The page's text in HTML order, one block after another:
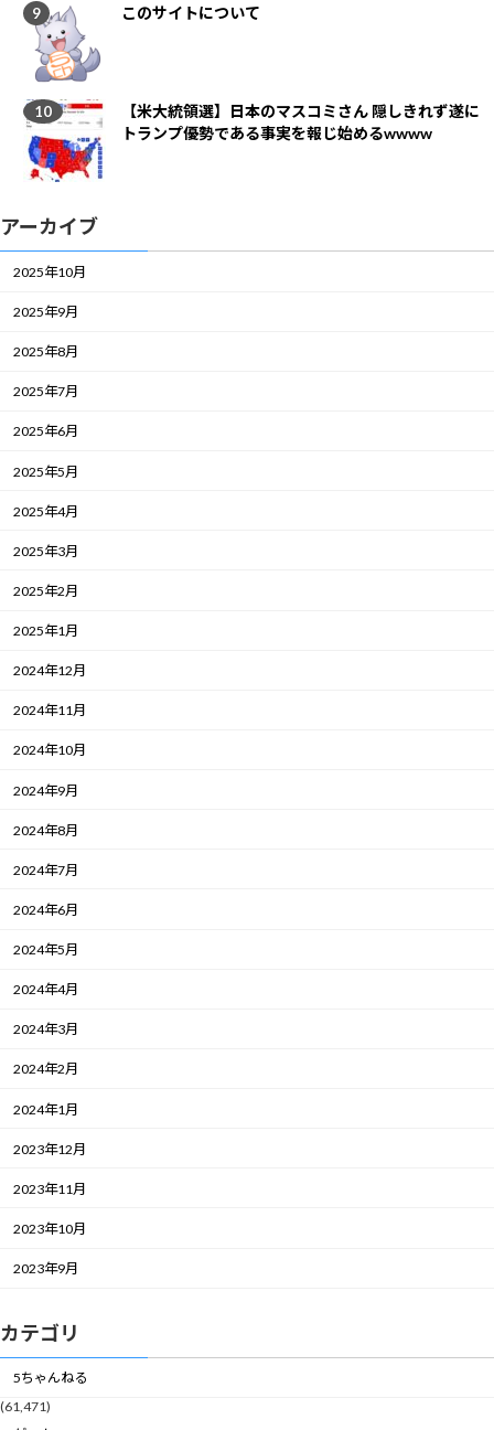
このサイトについて
【米大統領選】日本のマスコミさん 隠しきれず遂に
トランプ優勢である事実を報じ始めるwwww
アーカイブ
2025年10月
2025年9月
2025年8月
2025年7月
2025年6月
2025年5月
2025年4月
2025年3月
2025年2月
2025年1月
2024年12月
2024年11月
2024年10月
2024年9月
2024年8月
2024年7月
2024年6月
2024年5月
2024年4月
2024年3月
2024年2月
2024年1月
2023年12月
2023年11月
2023年10月
2023年9月
カテゴリ
5ちゃんねる
(61,471)